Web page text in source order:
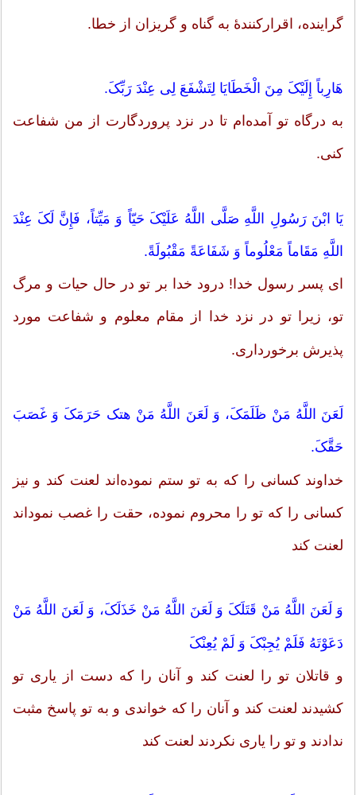
گراینده، اقرارکنندۀ به گناه و گریزان از خطا.
هَارِباً إِلَیْکَ مِنَ الْخَطَایَا لِتَشْفَعَ لِی عِنْدَ رَبِّکَ.
به درگاه تو آمده‌ام تا در نزد پروردگارت از من شفاعت
کنى.
یَا ابْنَ رَسُولِ اللَّهِ صَلَّى اللَّهُ عَلَیْکَ حَیّاً وَ مَیِّتاً، فَإِنَّ لَکَ عِنْدَ
اللَّهِ مَقَاماً مَعْلُوماً وَ شَفَاعَةً مَقْبُولَةً.
اى پسر رسول خدا! درود خدا بر تو در حال حیات و مرگ
تو، زیرا تو در نزد خدا از مقام معلوم و شفاعت مورد
پذیرش برخوردارى.
لَعَنَ اللَّهُ مَنْ ظَلَمَکَ، وَ لَعَنَ اللَّهُ مَنْ هتک حَرَمَکَ وَ غَصَبَ
حَقَّکَ.
خداوند کسانى را که به تو ستم نموده‌اند لعنت کند و نیز
کسانى را که تو را محروم نموده، حقت را غصب نموداند
لعنت کند
وَ لَعَنَ اللَّهُ مَنْ قَتَلَکَ وَ لَعَنَ اللَّهُ مَنْ خَذَلَکَ، وَ لَعَنَ اللَّهُ مَنْ
دَعَوْتَهُ فَلَمْ یُجِبْکَ وَ لَمْ یُعِنْکَ
و قاتلان تو را لعنت کند و آنان را که دست از یارى تو
کشیدند لعنت کند و آنان را که خواندى و به تو پاسخ مثبت
ندادند و تو را یارى نکردند لعنت کند